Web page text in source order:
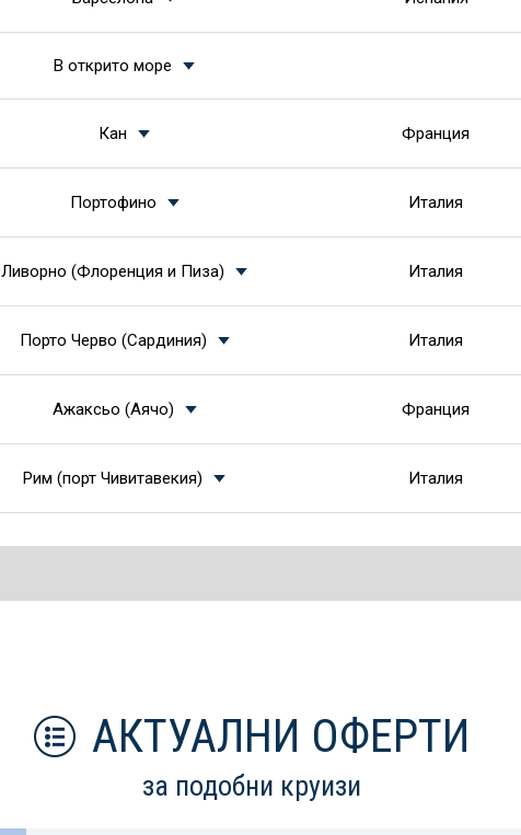
В открито море
Кан Франция
Портофино Италия
Ливорно (Флоренция и Пиза) Италия
Порто Черво (Сардиния) Италия
Ажаксьо (Аячо) Франция
Рим (порт Чивитавекия) Италия
АКТУАЛНИ ОФЕРТИ
за подобни круизи